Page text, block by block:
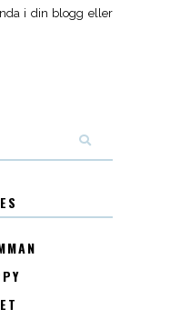
i din blogg eller